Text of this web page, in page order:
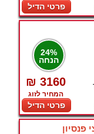
פרטי הדיל
24%
הנחה
₪ 3160
המחיר לזוג
פרטי הדיל